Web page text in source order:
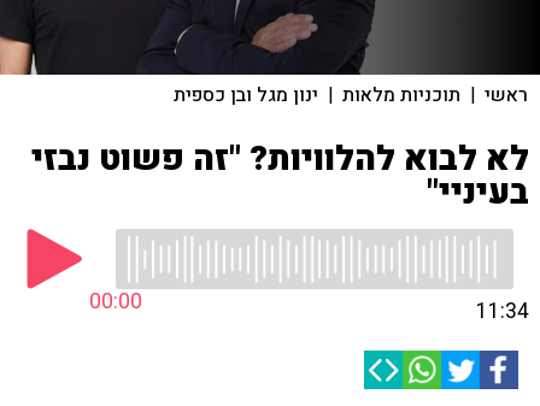
ראשי | תוכניות מלאות | ינון מגל ובן כספית
לא לבוא להלוויות? "זה פשוט נבזי
בעיניי"
00:00 11:34